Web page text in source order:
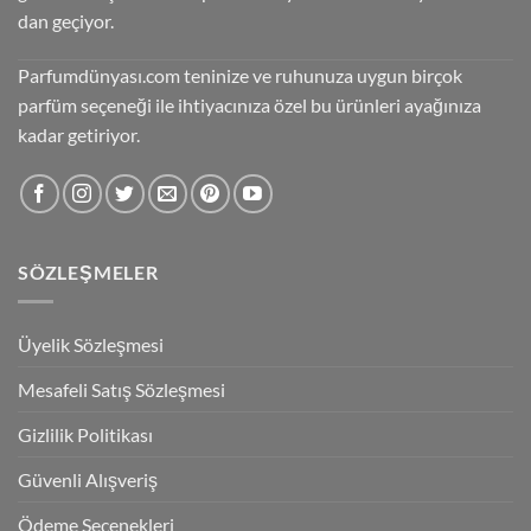
dan geçiyor.
Parfumdünyası.com teninize ve ruhunuza uygun birçok
parfüm seçeneği ile ihtiyacınıza özel bu ürünleri ayağınıza
kadar getiriyor.
SÖZLEŞMELER
Üyelik Sözleşmesi
Mesafeli Satış Sözleşmesi
Gizlilik Politikası
Güvenli Alışveriş
Ödeme Seçenekleri